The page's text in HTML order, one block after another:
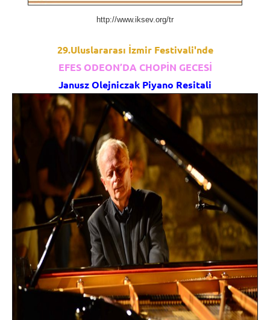
http://www.iksev.org/tr
29.Uluslararası İzmir Festivali'nde
EFES ODEON’DA CHOPİN GECESİ
Janusz Olejniczak Piyano Resitali